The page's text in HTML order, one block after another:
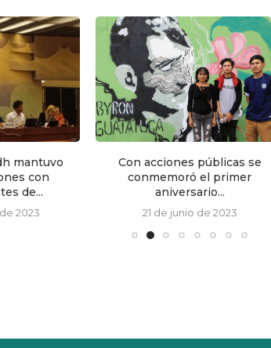
mantuvo
con
de...
2023
Con acciones públicas se
conmemoró el primer
aniversario...
21 de junio de 2023